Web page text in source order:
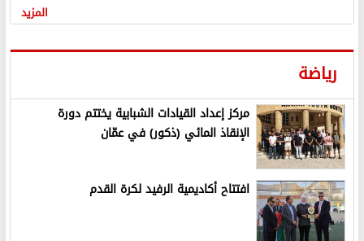
المزيد
رياضة
مركز إعداد القيادات الشبابية يختتم دورة
الإنقاذ المائي (ذكور) في عمّان
افتتاح أكاديمية الرفيد لكرة القدم